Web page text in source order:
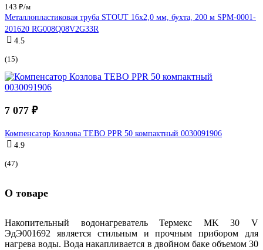
143 ₽/м
Металлопластиковая труба STOUT 16х2,0 мм, бухта, 200 м SPM-0001-
201620 RG008Q08V2G33R
4.5
(15)
7 077 ₽
Компенсатор Козлова TEBO PPR 50 компактный 0030091906
4.9
(47)
О товаре
Накопительный водонагреватель Термекс MK 30 V
ЭдЭ001692 является стильным и прочным прибором для
нагрева воды. Вода накапливается в двойном баке объемом 30